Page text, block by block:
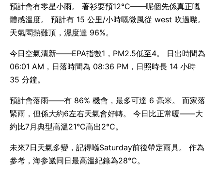
預計會有零星小雨。 著衫要預12°C——呢個先係真正嘅
體感溫度。 預計有 15 公里/小時嘅微風從 west 吹過嚟。
天氣悶熱難頂，濕度達 96%。
今日空氣清新——EPA指數1，PM2.5低至4。 日出時間為
06:01 AM，日落時間為 08:36 PM，日照時長 14 小時
35 分鐘。
預計會落雨——有 86% 機會，最多可達 6 毫米。 而家落
緊雨，但係大約6左右天氣會好轉。 今日比正常暖——大
約比7月典型高溫21°C高出2°C。
未來7日天氣多變，記得喺Saturday前後帶定雨具。 作為
參考，海参崴同日最高溫紀錄為28°C。